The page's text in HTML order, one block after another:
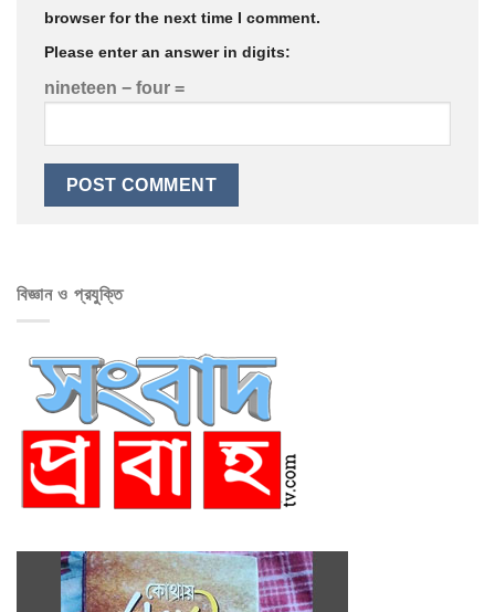
browser for the next time I comment.
Please enter an answer in digits:
nineteen − four =
বিজ্ঞান ও প্রযুক্তি